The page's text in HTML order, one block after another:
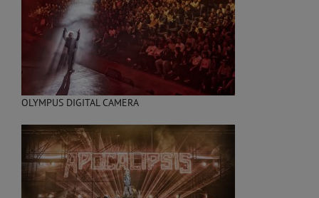
OLYMPUS DIGITAL CAMERA